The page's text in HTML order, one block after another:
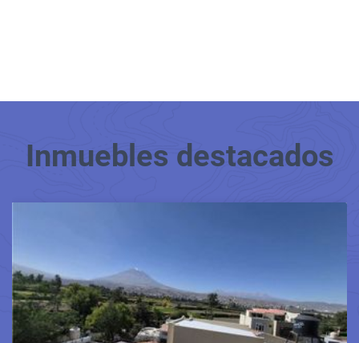
Inmuebles destacados